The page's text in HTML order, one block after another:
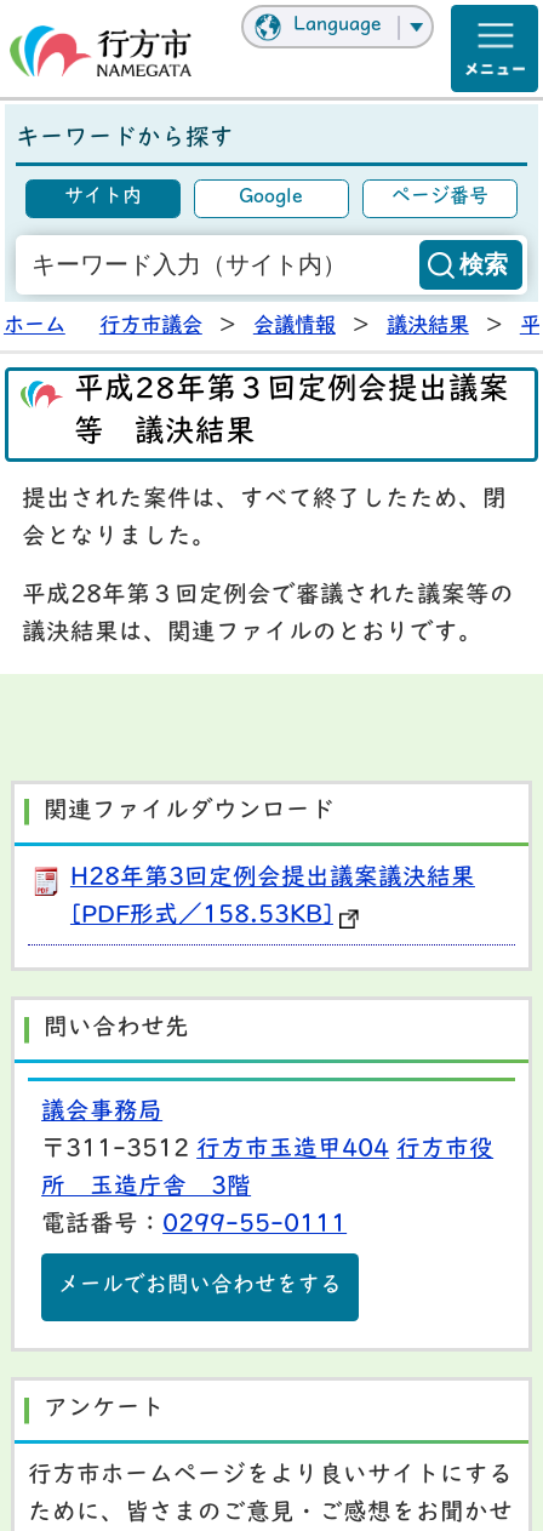
Language
キーワードから探す
サイト内 Google ページ番号
ホーム 行方市議会 > 会議情報 > 議決結果 >
平成28年第３回定例会提出議案
等 議決結果
提出された案件は、すべて終了したため、閉
会となりました。
平成28年第３回定例会で審議された議案等の
議決結果は、関連ファイルのとおりです。
関連ファイルダウンロード
H28年第3回定例会提出議案議決結果
[PDF形式／158.53KB]
問い合わせ先
議会事務局
〒311-3512 行方市玉造甲404 行方市役
所 玉造庁舎 3階
電話番号： 0299-55-0111
メールでお問い合わせをする
アンケート
行方市ホームページをより良いサイトにする
ために、皆さまのご意見・ご感想をお聞かせ